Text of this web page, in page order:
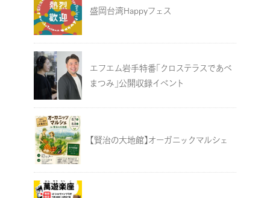
盛岡台湾Happyフェス
エフエム岩手特番「クロステラスであべ
まつみ」公開収録イベント
【賢治の大地館】オーガニックマルシェ